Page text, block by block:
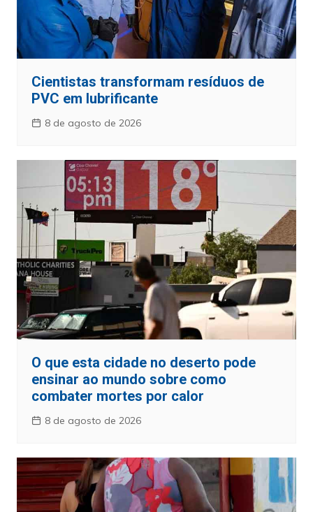
Cientistas transformam resíduos de
PVC em lubrificante
8 de agosto de 2026
O que esta cidade no deserto pode
ensinar ao mundo sobre como
combater mortes por calor
8 de agosto de 2026